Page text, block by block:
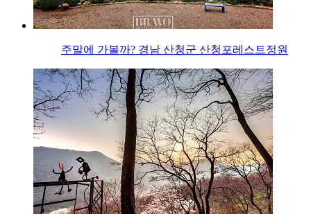
주말에 가볼까? 경남 산청군 산청포레스트정원